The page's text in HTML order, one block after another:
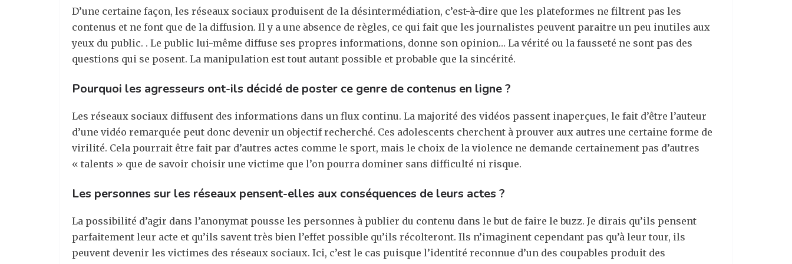
D’une certaine façon, les réseaux sociaux produisent de la désintermédiation, c’est-à-dire que les plateformes ne filtrent pas les
contenus et ne font que de la diffusion. Il y a une absence de règles, ce qui fait que les journalistes peuvent paraitre un peu inutiles aux
yeux du public. . Le public lui-même diffuse ses propres informations, donne son opinion… La vérité ou la fausseté ne sont pas des
questions qui se posent. La manipulation est tout autant possible et probable que la sincérité.
Pourquoi les agresseurs ont-ils décidé de poster ce genre de contenus en ligne ?
Les réseaux sociaux diffusent des informations dans un flux continu. La majorité des vidéos passent inaperçues, le fait d’être l’auteur
d’une vidéo remarquée peut donc devenir un objectif recherché. Ces adolescents cherchent à prouver aux autres une certaine forme de
virilité. Cela pourrait être fait par d’autres actes comme le sport, mais le choix de la violence ne demande certainement pas d’autres
« talents » que de savoir choisir une victime que l’on pourra dominer sans difficulté ni risque.
Les personnes sur les réseaux pensent-elles aux conséquences de leurs actes ?
La possibilité d’agir dans l’anonymat pousse les personnes à publier du contenu dans le but de faire le buzz. Je dirais qu’ils pensent
parfaitement leur acte et qu’ils savent très bien l’effet possible qu’ils récolteront. Ils n’imaginent cependant pas qu’à leur tour, ils
peuvent devenir les victimes des réseaux sociaux. Ici, c’est le cas puisque l’identité reconnue d’un des coupables produit des